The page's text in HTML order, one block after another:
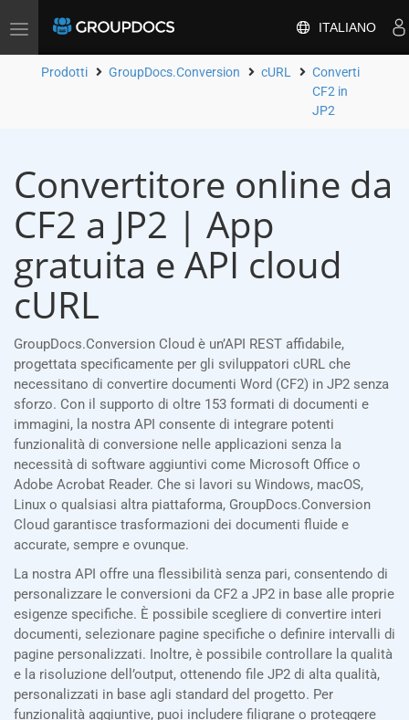
Attiva/disattiva
navigazione
ITALIANO
Prodotti GroupDocs.Conversion cURL
Converti
CF2 in
JP2
Convertitore online da
CF2 a JP2 | App
gratuita e API cloud
cURL
GroupDocs.Conversion Cloud è un’API REST affidabile,
progettata specificamente per gli sviluppatori cURL che
necessitano di convertire documenti Word (CF2) in JP2 senza
sforzo. Con il supporto di oltre 153 formati di documenti e
immagini, la nostra API consente di integrare potenti
funzionalità di conversione nelle applicazioni senza la
necessità di software aggiuntivi come Microsoft Office o
Adobe Acrobat Reader. Che si lavori su Windows, macOS,
Linux o qualsiasi altra piattaforma, GroupDocs.Conversion
Cloud garantisce trasformazioni dei documenti fluide e
accurate, sempre e ovunque.
La nostra API offre una flessibilità senza pari, consentendo di
personalizzare le conversioni da CF2 a JP2 in base alle proprie
esigenze specifiche. È possibile scegliere di convertire interi
documenti, selezionare pagine specifiche o definire intervalli di
pagine personalizzati. Inoltre, è possibile controllare la qualità
e la risoluzione dell’output, ottenendo file JP2 di alta qualità,
personalizzati in base agli standard del progetto. Per
funzionalità aggiuntive, puoi includere filigrane o proteggere